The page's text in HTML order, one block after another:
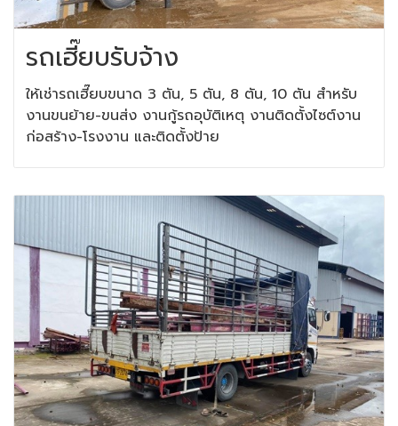
รถเฮี๊ยบรับจ้าง
ให้เช่ารถเฮี๊ยบขนาด 3 ตัน, 5 ตัน, 8 ตัน, 10 ตัน สำหรับ
งานขนย้าย-ขนส่ง งานกู้รถอุบัติเหตุ งานติดตั้งไซต์งาน
ก่อสร้าง-โรงงาน และติดตั้งป้าย